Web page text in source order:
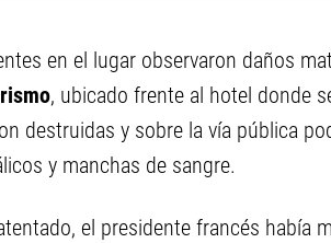
en el lugar observaron daños
, ubicado frente al hotel donde
destruidas y sobre la vía pública
y manchas de sangre.
el presidente francés había